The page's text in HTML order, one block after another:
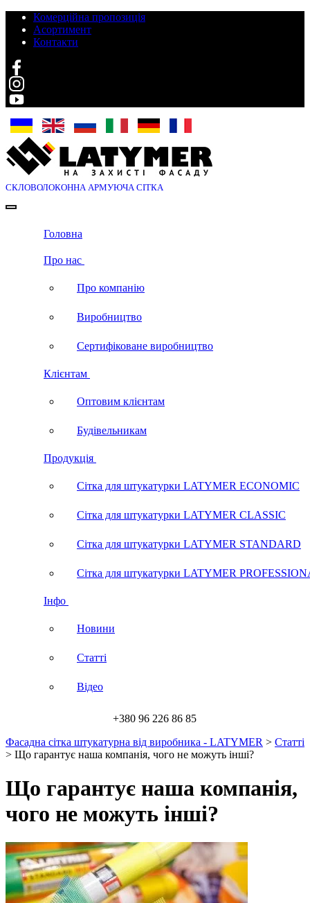
Комерційна пропозиція
Асортимент
Контакти
Search
СКЛОВОЛОКОННААРМУЮЧА СІТКА
Головна
Про нас
Про компанію
Виробництво
Сертифіковане виробництво
Клієнтам
Оптовим клієнтам
Будівельникам
Продукція
Сітка для штукатурки LATYMER ECONOMIC
Сітка для штукатурки LATYMER CLASSIC
Сітка для штукатурки LATYMER STANDARD
Сітка для штукатурки LATYMER
Інфо
Новини
Статті
Відео
+380 96 226 86 85
Фасадна сітка штукатурна від виробника - LATYMER > Статті
> Що гарантує наша компанія, чого не можуть інші?
Що гарантує наша компанія,
чого не можуть інші?